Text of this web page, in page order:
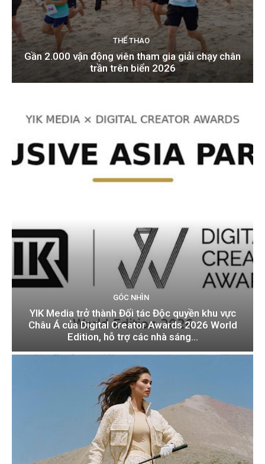
THỂ THAO
Gần 2.000 vận động viên tham gia giải chạy chân
trần trên biển 2026
GÓC NHÌN
YIK Media trở thành Đối tác Độc quyền khu vực
Châu Á của Digital Creator Awards 2026 World
Edition, hỗ trợ các nhà sáng...